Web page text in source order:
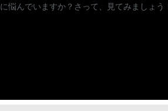
悩んでいますか？さって、見てみまし